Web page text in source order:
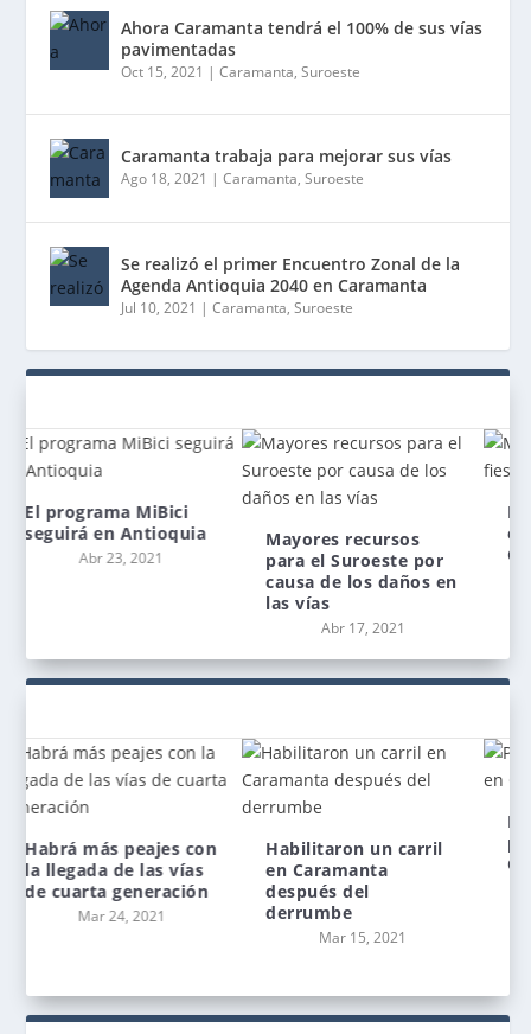
Ahora Caramanta tendrá el 100% de sus vías
pavimentadas
Oct 15, 2021 |Caramanta,Suroeste
Caramanta trabaja para mejorar sus vías
Ago 18, 2021 |Caramanta,Suroeste
Se realizó el primer Encuentro Zonal de la
Agenda Antioquia 2040 en Caramanta
Jul 10, 2021 |Caramanta,Suroeste
Mayores recursos
para el Suroeste por
Más de 50 personas
en una fiesta en
Caramanta
Abr 12, 2021
Habilitaron un carril
en Caramanta
después del
derrumbe
Primer mercado
provincial en
Caramanta
Mar 1, 2021